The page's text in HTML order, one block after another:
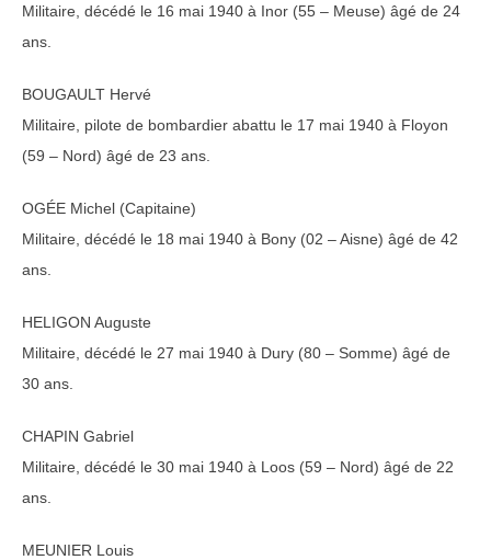
Militaire, décédé le 16 mai 1940 à Inor (55 – Meuse) âgé de 24
ans.
BOUGAULT Hervé
Militaire, pilote de bombardier abattu le 17 mai 1940 à Floyon
(59 – Nord) âgé de 23 ans.
OGÉE Michel (Capitaine)
Militaire, décédé le 18 mai 1940 à Bony (02 – Aisne) âgé de 42
ans.
HELIGON Auguste
Militaire, décédé le 27 mai 1940 à Dury (80 – Somme) âgé de
30 ans.
CHAPIN Gabriel
Militaire, décédé le 30 mai 1940 à Loos (59 – Nord) âgé de 22
ans.
MEUNIER Louis